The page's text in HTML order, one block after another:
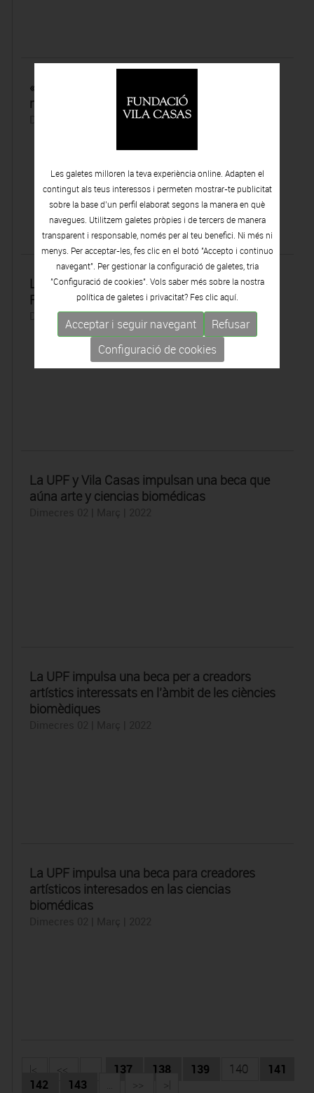
«Finalment s’ha valorat l’obra de Claramunt i
no la seva vida»
Dijous 03 | Març | 2022
Luis Claramunt. Naufragis i tempestes, en
Fundació Vila Casas (Barcelona)
Dimecres 02 | Març | 2022
La UPF y Vila Casas impulsan una beca que
aúna arte y ciencias biomédicas
La UPF impulsa una beca per a creadors
artístics interessats en l’àmbit de les ciències
biomèdiques
La UPF impulsa una beca para creadores
artísticos interesados en las ciencias
biomédicas
|< << 137 138 139 140
141
142
143 ... >> >|
Les galetes milloren la teva experiència online. Adapten el
contingut als teus interessos i permeten mostrar-te publicitat
sobre la base d’un perfil elaborat segons la manera en què
navegues. Utilitzem galetes pròpies i de tercers de manera
transparent i responsable, només per al teu benefici. Ni més ni
menys. Per acceptar-les, fes clic en el botó "Accepto i continuo
navegant". Per gestionar la configuració de galetes, tria
"Configuració de cookies". Vols saber més sobre la nostra
política de galetes i privacitat? Fes clicaquí.
Acceptar i seguir navegant
Refusar
Configuració de cookies